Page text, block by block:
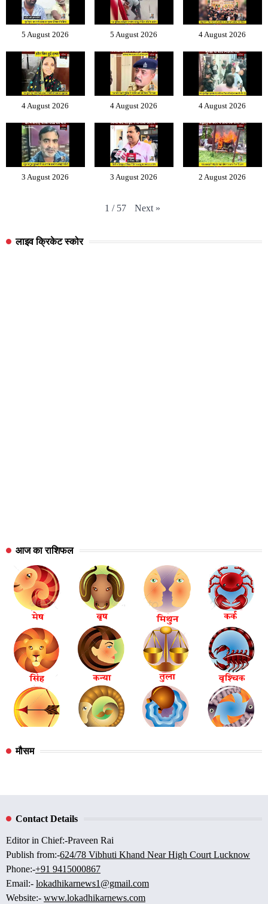
5 August 2026 5 August 2026 4 August 2026
4 August 2026 4 August 2026 4 August 2026
3 August 2026 3 August 2026 2 August 2026
1 / 57 Next »
लाइव क्रिकेट स्कोर
आज का राशिफल
मौसम
Contact Details
Editor in Chief:-Praveen Rai
Publish from:-624/78 Vibhuti Khand Near High Court Lucknow
Phone:-+91 9415000867
Email:- lokadhikarnews1@gmail.com
Website:- www.lokadhikarnews.com